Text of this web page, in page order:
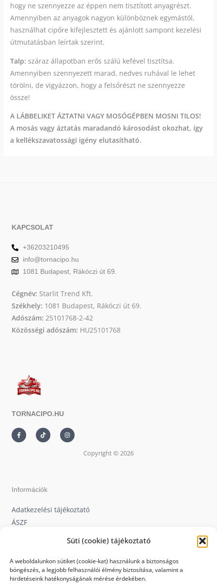
Süti (cookie) tájékoztató
A weboldalunkon sütiket (cookie-kat) használunk a biztonságos
böngészés, a legjobb felhasználói élmény biztosítása, valamint a
hirdetéseink hatékonyságának mérése érdekében.
hogy ne szennyezze az éppen nem tisztított anyagrészt.
Amennyiben az anyagok nagyon különböznek egymástól,
használhat cipőre kifejlesztett és ajánlott sampont kezelési
útmutatásban leírtak szerint.
Talp: száraz állapotban erős szálú kefével tisztítsa.
Amennyiben szennyezett marad, nedves ruhával le lehet
törölni, de vigyázzon, hogy a felsőrészt ne szennyezze
össze!
A LÁBBELIKET ÁZTATNI VAGY MOSÓGÉPBEN MOSNI TILOS!
A mosás vagy áztatás maradandó károsodást okozhat, így
a kellékszavatossági igény elutasítható.
KAPCSOLAT
+36203210495
info@tornacipo.hu
1081 Budapest, Rákóczi út 69.
Cégnév: Starlit Trend Kft.
Székhely: 1081 Budapest, Rákóczi út 69.
Adószám: 25101768-2-42
Közösségi adószám: HU25101768
TORNACIPO.HU
F
a
c
T
i
k
I
n
s
Copyright © 2026
Információk
Adatkezelési tájékoztató
ÁSZF
Ajándékutalvány
Nyereményjáték